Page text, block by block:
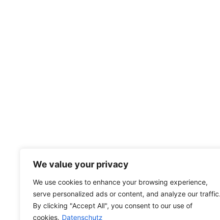
We value your privacy
We use cookies to enhance your browsing experience,
serve personalized ads or content, and analyze our
By clicking "Accept All", you consent to our use of
cookies. Datenschutz